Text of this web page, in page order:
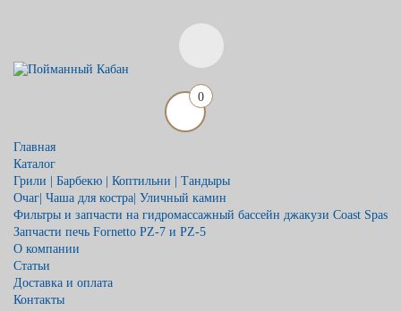
0
Главная
Каталог
Грили | Барбекю | Коптильни | Тандыры
Очаг| Чаша для костра| Уличный камин
Фильтры и запчасти на гидромассажный бассейн джакузи Coast Spas
Запчасти печь Fornetto PZ-7 и PZ-5
О компании
Статьи
Доставка и оплата
Контакты